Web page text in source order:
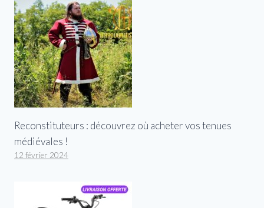
Reconstituteurs : découvrez où acheter vos tenues
médiévales !
12 février 2024